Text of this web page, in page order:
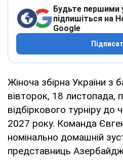
Будьте першими
підпишіться на
Google
Жіноча збірна України з
вівторок, 18 листопада,
відбіркового турніру до
2027 року. Команда
номінально домашній
представниць